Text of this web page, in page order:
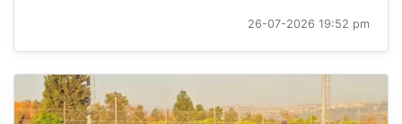
26-07-2026 19:52 pm